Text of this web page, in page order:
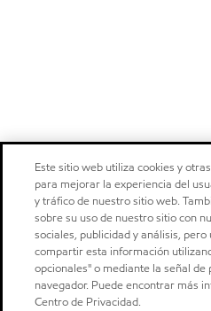
Este sitio web utiliza cookies y
para mejorar la experiencia del
y tráfico de nuestro sitio web.
sobre su uso de nuestro sitio con
sociales, publicidad y análisis,
compartir esta información
opcionales" o mediante la señal
navegador. Puede encontrar más
Centro de Privacidad.